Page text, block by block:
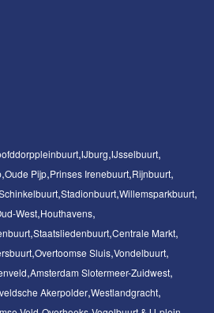
IJburg IJsselbuurt
Oude Pijp Prinses Irenebuurt Rijnbuurt
Stadionbuurt Willemsparkbuurt
West Houthavens
Staatsliedenbuurt Centrale Markt
Overtoomse Sluis Vondelbuurt
Amsterdam Slotermeer-Zuidwest
Akerpolder Westlandgracht